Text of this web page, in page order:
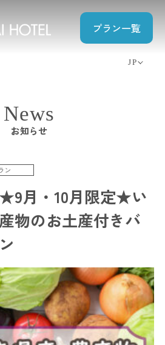
プラン一覧
JP
News
お知らせ
ン
★9月・10月限定★い
物のお土産付きバ